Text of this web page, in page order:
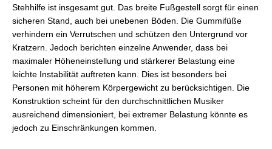
Stehhilfe ist insgesamt gut. Das breite Fußgestell sorgt für einen
sicheren Stand, auch bei unebenen Böden. Die Gummifüße
verhindern ein Verrutschen und schützen den Untergrund vor
Kratzern. Jedoch berichten einzelne Anwender, dass bei
maximaler Höheneinstellung und stärkerer Belastung eine
leichte Instabilität auftreten kann. Dies ist besonders bei
Personen mit höherem Körpergewicht zu berücksichtigen. Die
Konstruktion scheint für den durchschnittlichen Musiker
ausreichend dimensioniert, bei extremer Belastung könnte es
jedoch zu Einschränkungen kommen.